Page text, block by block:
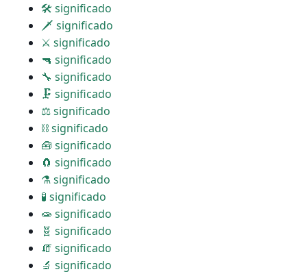
🛠 significado
🗡 significado
⚔ significado
🔫 significado
🔧 significado
🗜 significado
⚖ significado
⛓ significado
🧰 significado
🧲 significado
⚗ significado
🧪 significado
🧫 significado
🧬 significado
🧯 significado
🔬 significado